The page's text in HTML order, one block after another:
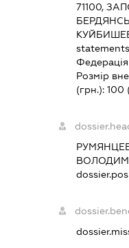
71100,
Федерація
Розмір
(грн.):100